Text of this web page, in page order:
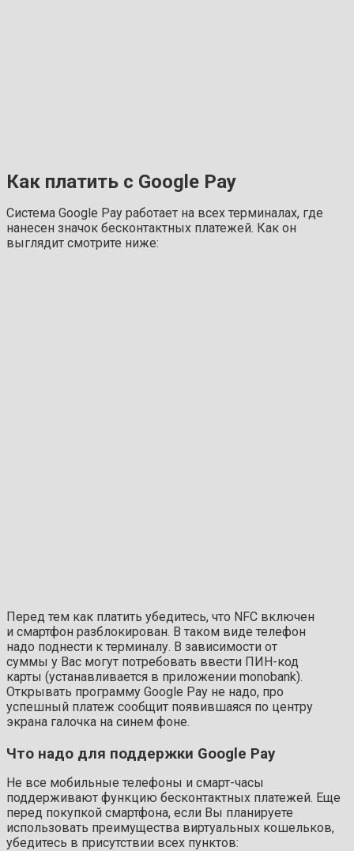
Как платить с Google Pay
Система Google Pay работает на всех терминалах, где
нанесен значок бесконтактных платежей. Как он
выглядит смотрите ниже:
Перед тем как платить убедитесь, что NFC включен
и смартфон разблокирован. В таком виде телефон
надо поднести к терминалу. В зависимости от
суммы у Вас могут потребовать ввести ПИН-код
карты (устанавливается в приложении monobank).
Открывать программу Google Pay не надо, про
успешный платеж сообщит появившаяся по центру
экрана галочка на синем фоне.
Что надо для поддержки Google Pay
Не все мобильные телефоны и смарт-часы
поддерживают функцию бесконтактных платежей. Еще
перед покупкой смартфона, если Вы планируете
использовать преимущества виртуальных кошельков,
убедитесь в присутствии всех пунктов: